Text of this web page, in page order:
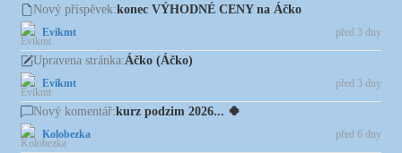
Nový příspěvek:konec VÝHODNÉ CENY na Áčko
Evikmt před 3 dny
Upravena stránka:Áčko (Áčko)
Evikmt před 3 dny
Nový komentář:kurz podzim 2026... 🍀
Kolobezka před 6 dny